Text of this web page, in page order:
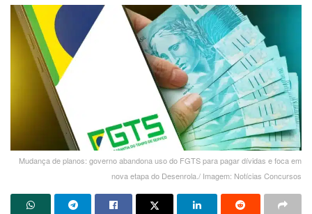
Mudança de planos: governo abandona uso do FGTS para pagar dívidas e foca em
nova etapa do Desenrola./ Imagem: Notícias Concursos